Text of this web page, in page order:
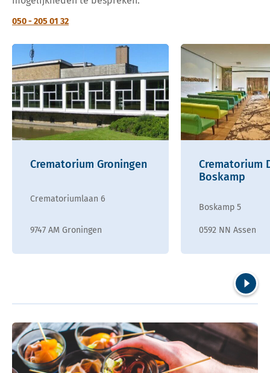
050 - 205 01 32
Crematorium Groningen
Crematoriumlaan 6
9747 AM Groningen
Crematorium
Boskamp
Boskamp 5
0592 NN Assen